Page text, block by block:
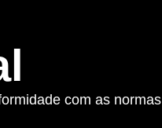
com as normas